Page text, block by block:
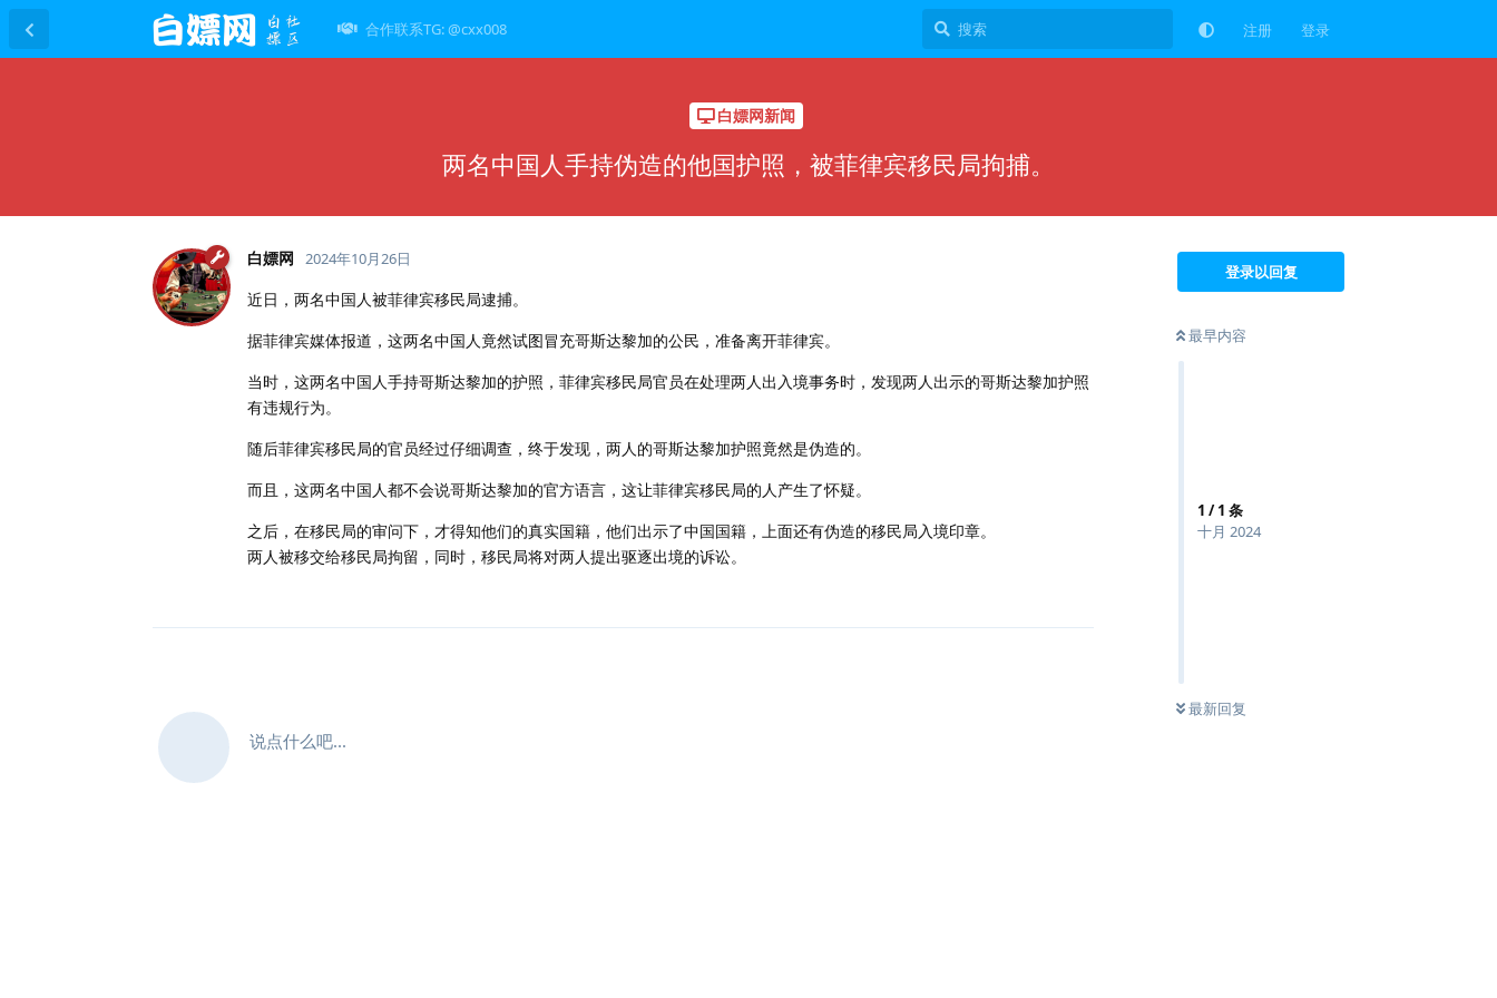
合作联系TG: @cxx008 注册 登录
白嫖网新闻
两名中国人手持伪造的他国护照，被菲律宾移民局拘捕。
登录以回复
最早内容
1 /1 条
十月 2024
最新回复
白嫖网 2024年10月26日
近日，两名中国人被菲律宾移民局逮捕。
据菲律宾媒体报道，这两名中国人竟然试图冒充哥斯达黎加的公民，准备离开菲律宾。
当时，这两名中国人手持哥斯达黎加的护照，菲律宾移民局官员在处理两人出入境事务时，发现两人出示的哥斯达黎加护照
有违规行为。
随后菲律宾移民局的官员经过仔细调查，终于发现，两人的哥斯达黎加护照竟然是伪造的。
而且，这两名中国人都不会说哥斯达黎加的官方语言，这让菲律宾移民局的人产生了怀疑。
之后，在移民局的审问下，才得知他们的真实国籍，他们出示了中国国籍，上面还有伪造的移民局入境印章。
两人被移交给移民局拘留，同时，移民局将对两人提出驱逐出境的诉讼。
说点什么吧...